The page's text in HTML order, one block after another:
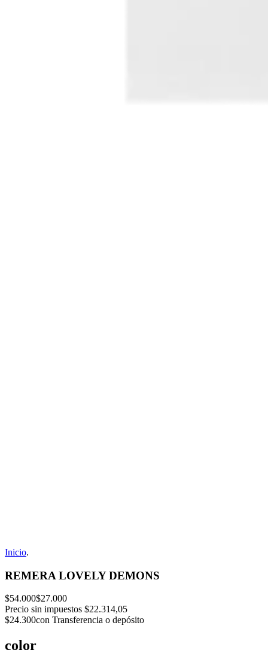
Inicio.
REMERA LOVELY DEMONS
$54.000$27.000
Precio sin impuestos $22.314,05
$24.300con Transferencia o depósito
color